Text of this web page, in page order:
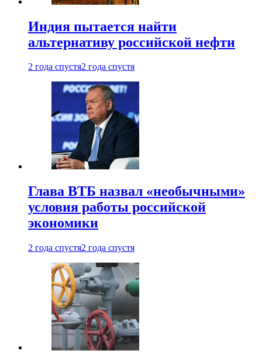
Индия пытается найти
альтернативу российской нефти
2 года спустя2 года спустя
Глава ВТБ назвал «необычными»
условия работы российской
экономики
2 года спустя2 года спустя